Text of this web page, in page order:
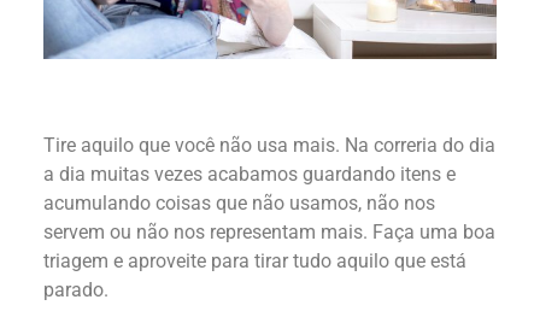
Tire aquilo que você não usa mais. Na correria do dia
a dia muitas vezes acabamos guardando itens e
acumulando coisas que não usamos, não nos
servem ou não nos representam mais. Faça uma boa
triagem e aproveite para tirar tudo aquilo que está
parado.